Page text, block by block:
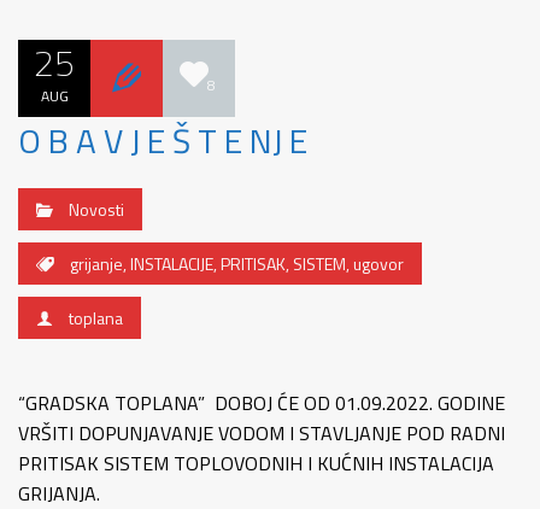
25
AUG 8
O B A V J E Š T E NJ E
Novosti
grijanje,INSTALACIJE,PRITISAK,SISTEM,ugovor
toplana
“GRADSKA TOPLANA” DOBOJ ĆE OD 01.09.2022. GODINE
VRŠITI DOPUNJAVANJE VODOM I STAVLJANJE POD RADNI
PRITISAK SISTEM TOPLOVODNIH I KUĆNIH INSTALACIJA
GRIJANJA.